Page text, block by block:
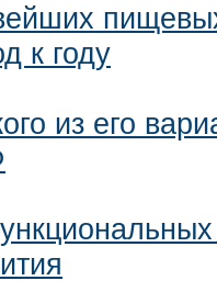
к году
из его